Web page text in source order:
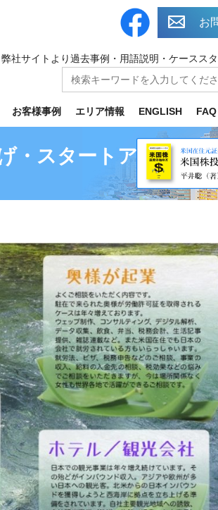
お
弊社サイトより過去事例・用語説明・ケースス
Search
for:
お客様事例 エリア情報 ENGLISH FAQ
・スタートアップ〜4